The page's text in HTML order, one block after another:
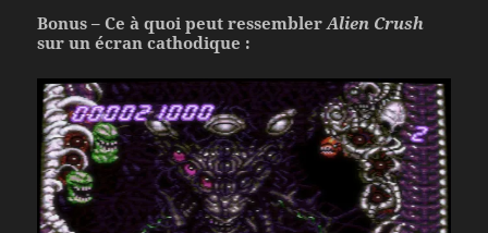
Bonus – Ce à quoi peut ressemblerAlien Crush
sur un écran cathodique :